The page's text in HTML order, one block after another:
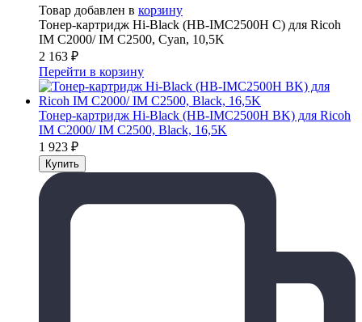
Товар добавлен в корзину
Тонер-картридж Hi-Black (HB-IMC2500H C) для Ricoh
IM C2000/ IM C2500, Cyan, 10,5K
2 163 ₽
Перейти в корзину
Тонер-картридж Hi-Black (HB-IMC2500H BK) для Ricoh
IM C2000/ IM C2500, Black, 16,5K
1 923 ₽